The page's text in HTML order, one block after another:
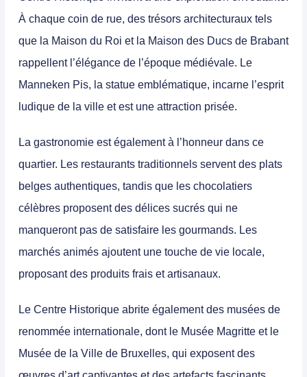
À chaque coin de rue, des trésors architecturaux tels
que la Maison du Roi et la Maison des Ducs de Brabant
rappellent l’élégance de l’époque médiévale. Le
Manneken Pis, la statue emblématique, incarne l’esprit
ludique de la ville et est une attraction prisée.
La gastronomie est également à l’honneur dans ce
quartier. Les restaurants traditionnels servent des plats
belges authentiques, tandis que les chocolatiers
célèbres proposent des délices sucrés qui ne
manqueront pas de satisfaire les gourmands. Les
marchés animés ajoutent une touche de vie locale,
proposant des produits frais et artisanaux.
Le Centre Historique abrite également des musées de
renommée internationale, dont le Musée Magritte et le
Musée de la Ville de Bruxelles, qui exposent des